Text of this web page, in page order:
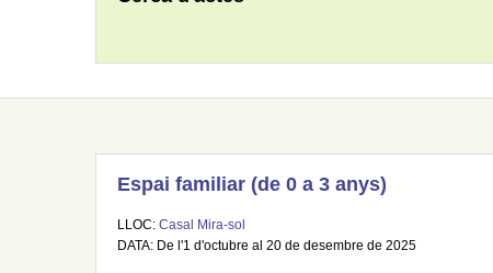
Espai familiar (de 0 a 3 anys)
LLOC: Casal Mira-sol
DATA: De l'1 d'octubre al 20 de desembre de 2025